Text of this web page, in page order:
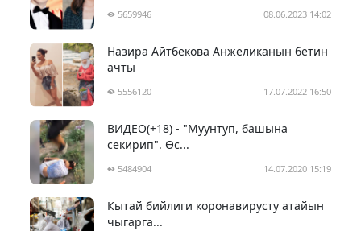
5659946 08.06.2023 14:02
Назира Айтбекова Анжеликанын бетин
ачты
5556120 17.07.2022 16:50
ВИДЕО(+18) - "Муунтуп, башына
секирип". Өс...
5484904 14.07.2020 15:19
Кытай бийлиги коронавирусту атайын
чыгарга...